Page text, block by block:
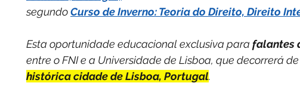
segundo Curso de Inverno: Teoria do Direito, Direito
Esta oportunidade educacional exclusiva para falantes
entre o FNI e a Universidade de Lisboa, que decorrerá de
histórica cidade de Lisboa, Portugal.